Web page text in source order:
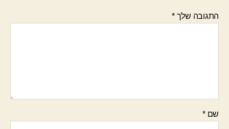
התגובה שלך*
שם*